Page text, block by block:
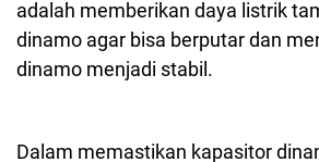
adalah memberikan daya listrik
dinamo agar bisa berputar dan
dinamo menjadi stabil.
Dalam memastikan kapasitor